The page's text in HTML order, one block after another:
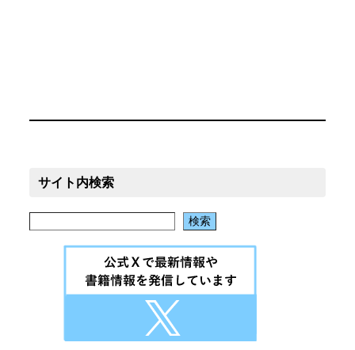
サイト内検索
検索